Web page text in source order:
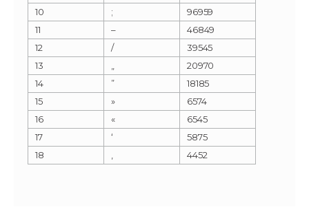
10
;
96959
11
–
46849
12
/
39545
13
20970
14
”
18185
15
»
6574
16
«
6545
17
‘
5875
18
4452